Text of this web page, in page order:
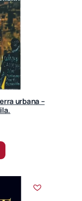
urbana –